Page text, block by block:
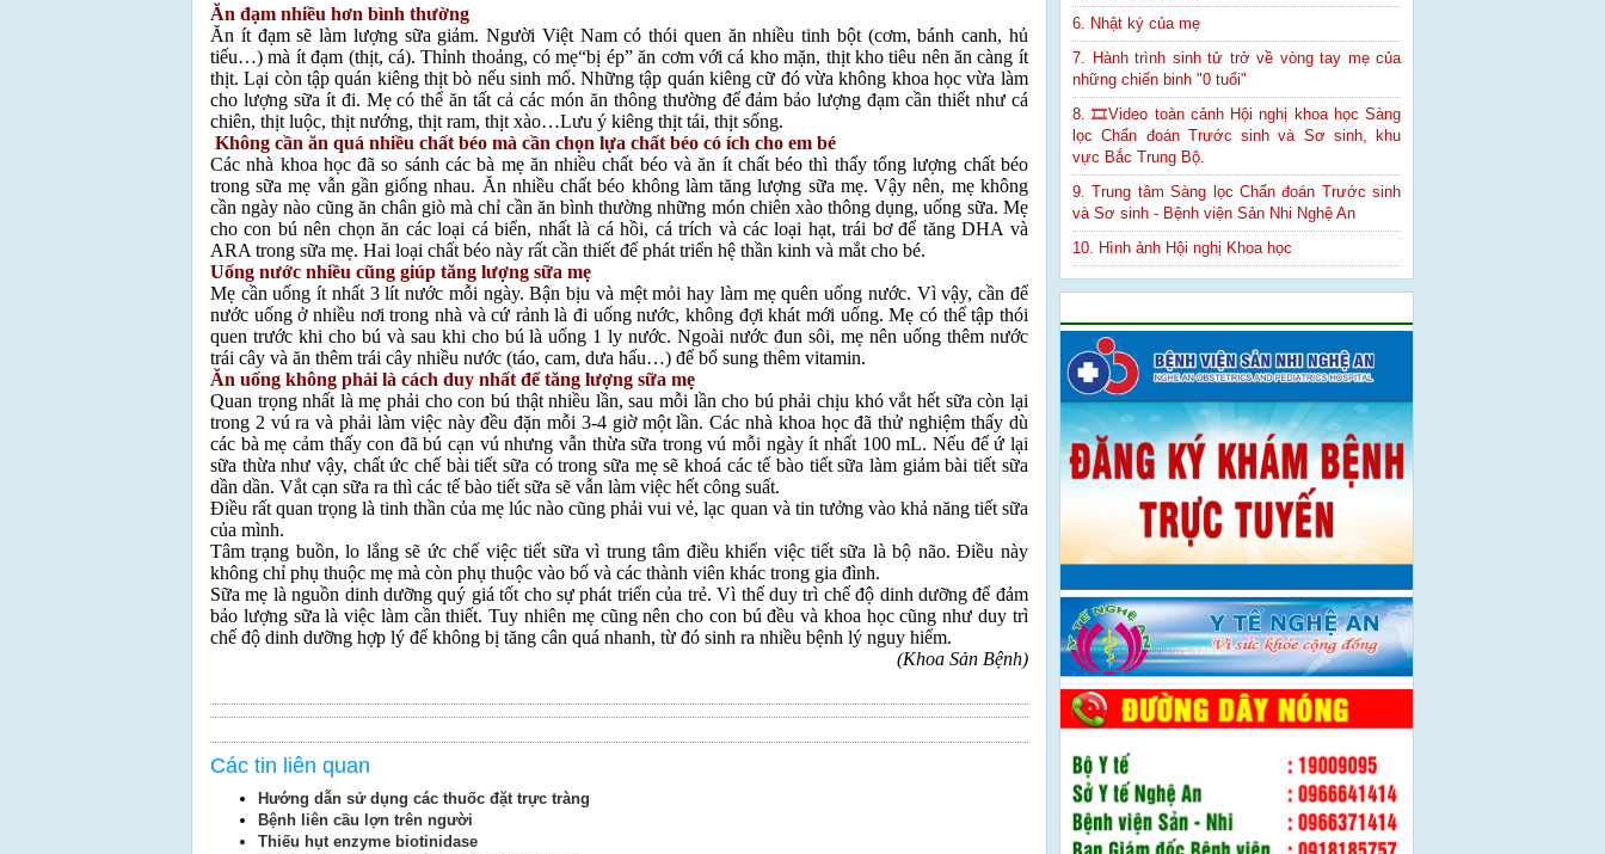
Ăn đạm nhiều hơn bình thường
Ăn ít đạm sẽ làm lượng sữa giảm. Người Việt Nam có thói quen ăn nhiều tinh bột (cơm, bánh canh, hủ
tiếu…) mà ít đạm (thịt, cá). Thỉnh thoảng, có mẹ“bị ép” ăn cơm với cá kho mặn, thịt kho tiêu nên ăn càng ít
thịt. Lại còn tập quán kiêng thịt bò nếu sinh mổ. Những tập quán kiêng cữ đó vừa không khoa học vừa làm
cho lượng sữa ít đi. Mẹ có thể ăn tất cả các món ăn thông thường để đảm bảo lượng đạm cần thiết như cá
chiên, thịt luộc, thịt nướng, thịt ram, thịt xào…Lưu ý kiêng thịt tái, thịt sống.
Không cần ăn quá nhiều chất béo mà cần chọn lựa chất béo có ích cho em bé
Các nhà khoa học đã so sánh các bà mẹ ăn nhiều chất béo và ăn ít chất béo thì thấy tổng lượng chất béo
trong sữa mẹ vẫn gần giống nhau. Ăn nhiều chất béo không làm tăng lượng sữa mẹ. Vậy nên, mẹ không
cần ngày nào cũng ăn chân giò mà chỉ cần ăn bình thường những món chiên xào thông dụng, uống sữa. Mẹ
cho con bú nên chọn ăn các loại cá biển, nhất là cá hồi, cá trích và các loại hạt, trái bơ để tăng DHA và
ARA trong sữa mẹ. Hai loại chất béo này rất cần thiết để phát triển hệ thần kinh và mắt cho bé.
Uống nước nhiều cũng giúp tăng lượng sữa mẹ
Mẹ cần uống ít nhất 3 lít nước mỗi ngày. Bận bịu và mệt mỏi hay làm mẹ quên uống nước. Vì vậy, cần để
nước uống ở nhiều nơi trong nhà và cứ rảnh là đi uống nước, không đợi khát mới uống. Mẹ có thể tập thói
quen trước khi cho bú và sau khi cho bú là uống 1 ly nước. Ngoài nước đun sôi, mẹ nên uống thêm nước
trái cây và ăn thêm trái cây nhiều nước (táo, cam, dưa hấu…) để bổ sung thêm vitamin.
Ăn uống không phải là cách duy nhất để tăng lượng sữa mẹ
Quan trọng nhất là mẹ phải cho con bú thật nhiều lần, sau mỗi lần cho bú phải chịu khó vắt hết sữa còn lại
trong 2 vú ra và phải làm việc này đều đặn mỗi 3-4 giờ một lần. Các nhà khoa học đã thử nghiệm thấy dù
các bà mẹ cảm thấy con đã bú cạn vú nhưng vẫn thừa sữa trong vú mỗi ngày ít nhất 100 mL. Nếu để ứ lại
sữa thừa như vậy, chất ức chế bài tiết sữa có trong sữa mẹ sẽ khoá các tế bào tiết sữa làm giảm bài tiết sữa
dần dần. Vắt cạn sữa ra thì các tế bào tiết sữa sẽ vẫn làm việc hết công suất.
Điều rất quan trọng là tinh thần của mẹ lúc nào cũng phải vui vẻ, lạc quan và tin tưởng vào khả năng tiết sữa
của mình.
Tâm trạng buồn, lo lắng sẽ ức chế việc tiết sữa vì trung tâm điều khiển việc tiết sữa là bộ não. Điều này
không chỉ phụ thuộc mẹ mà còn phụ thuộc vào bố và các thành viên khác trong gia đình.
Sữa mẹ là nguồn dinh dưỡng quý giá tốt cho sự phát triển của trẻ. Vì thế duy trì chế độ dinh dưỡng để đảm
bảo lượng sữa là việc làm cần thiết. Tuy nhiên mẹ cũng nên cho con bú đều và khoa học cũng như duy trì
chế độ dinh dưỡng hợp lý để không bị tăng cân quá nhanh, từ đó sinh ra nhiều bệnh lý nguy hiểm.
(Khoa Sản Bệnh)
Các tin liên quan
Hướng dẫn sử dụng các thuốc đặt trực tràng
Bệnh liên cầu lợn trên người
Thiếu hụt enzyme biotinidase
6. Nhật ký của mẹ
7. Hành trình sinh tử trở về vòng tay mẹ của
những chiến binh "0 tuổi"
8. 🎞Video toàn cảnh Hội nghị khoa học Sàng
lọc Chẩn đoán Trước sinh và Sơ sinh, khu
vực Bắc Trung Bộ.
9. Trung tâm Sàng lọc Chẩn đoán Trước sinh
và Sơ sinh - Bệnh viện Sản Nhi Nghệ An
10. Hình ảnh Hội nghị Khoa học